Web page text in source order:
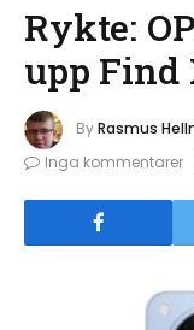
Rykte:
upp
ByRasmus
Inga kommentarer